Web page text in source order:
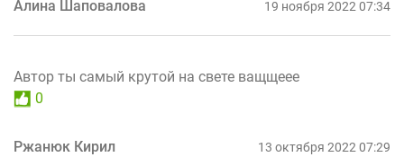
Алина Шаповалова 19 ноября 2022 07:34
Автор ты самый крутой на свете ващщеее
0
Ржанюк Кирил 13 октября 2022 07:29